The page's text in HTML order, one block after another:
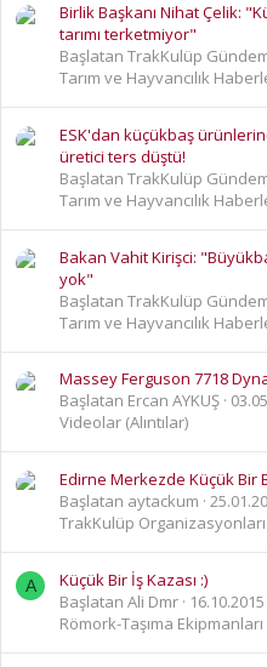
Birlik Başkanı Nihat Çelik:
tarımı terketmiyor"
Başlatan TrakKulüp
Tarım ve Hayvancılık
ESK'dan küçükbaş
üretici ters düştü!
Başlatan TrakKulüp
Tarım ve Hayvancılık
Bakan Vahit Kirişci:
yok"
Başlatan TrakKulüp
Tarım ve Hayvancılık
Massey Ferguson 7718
Başlatan Ercan AYKUŞ
Videolar (Alıntılar)
Edirne Merkezde Küçük Bir
Başlatan aytackum
TrakKulüp Organizasyonları
A
Küçük Bir İş Kazası :)
Başlatan Ali Dmr
16.10.2015
Römork-Taşıma Ekipmanları